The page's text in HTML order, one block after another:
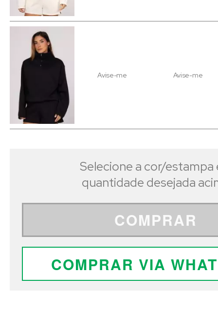
Avise-me Avise-me
Selecione a cor/estampa
quantidade desejada
COMPRAR
COMPRAR VIA